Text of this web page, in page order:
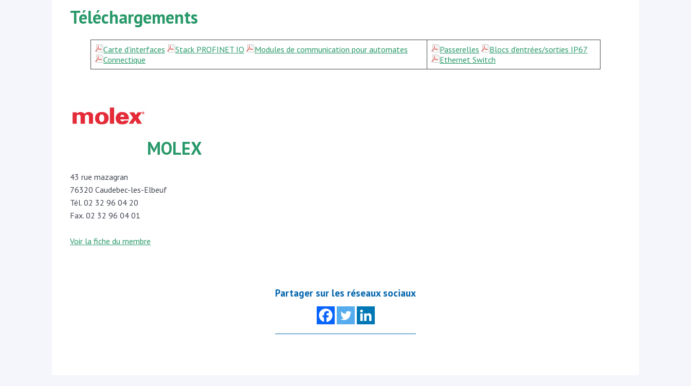
Téléchargements
Carte d’interfaces Stack PROFINET IO
Modules de communication pour automates
Connectique
Passerelles
Blocs d’entrées/sorties IP67
Ethernet Switch
MOLEX
43 rue mazagran
76320 Caudebec-les-Elbeuf
Tél. 02 32 96 04 20
Fax. 02 32 96 04 01
Voir la fiche du membre
Partager sur les réseaux sociaux